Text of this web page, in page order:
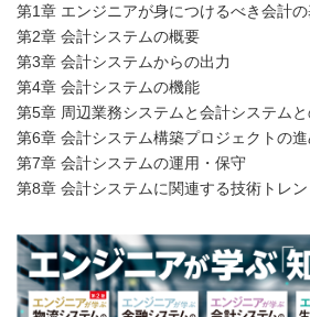
第1章 エンジニアが身につけるべき会計
第2章 会計システムの概要
第3章 会計システムからの出力
第4章 会計システムの機能
第5章 周辺業務システムと会計システム
第6章 会計システム構築プロジェクトの
第7章 会計システムの運用・保守
第8章 会計システムに関連する技術トレン